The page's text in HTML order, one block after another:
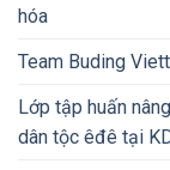
hóa
Team Buding
Lớp tập huấn
dân tộc êđê tại